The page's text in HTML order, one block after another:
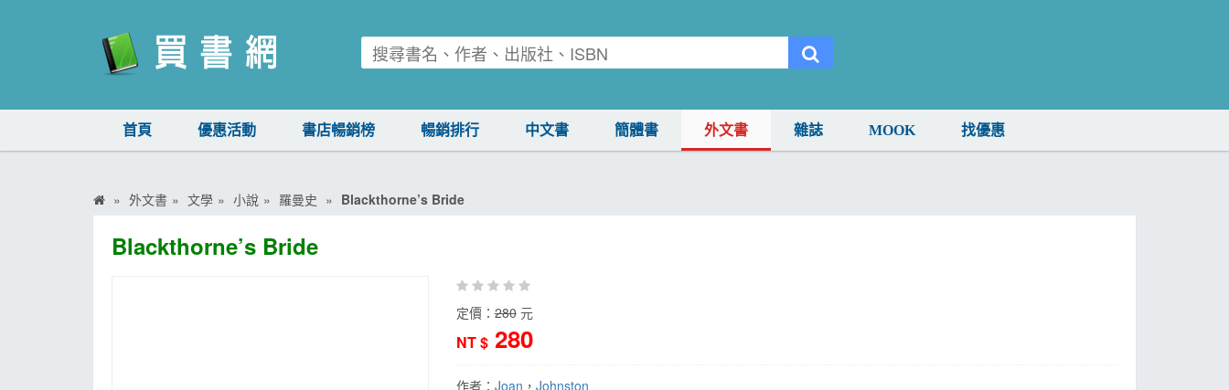
首頁 優惠活動 書店暢銷榜 暢銷排行 中文書 簡體書 外文書 雜誌 MOOK 找優惠
外文書 文學 小說 羅曼史 Blackthorne’s Bride
Blackthorne’s Bride
定價：280元
NT $280
作者： Joan ， Johnston